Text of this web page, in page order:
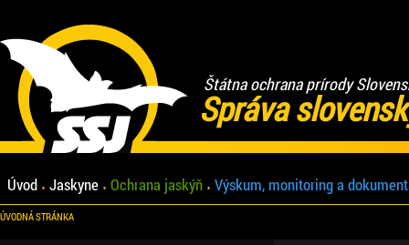
Štátna ochrana prírody
Správa
Úvod Jaskyne Ochrana jaskýň Výskum, monitoring a
ÚVODNÁ STRÁNKA